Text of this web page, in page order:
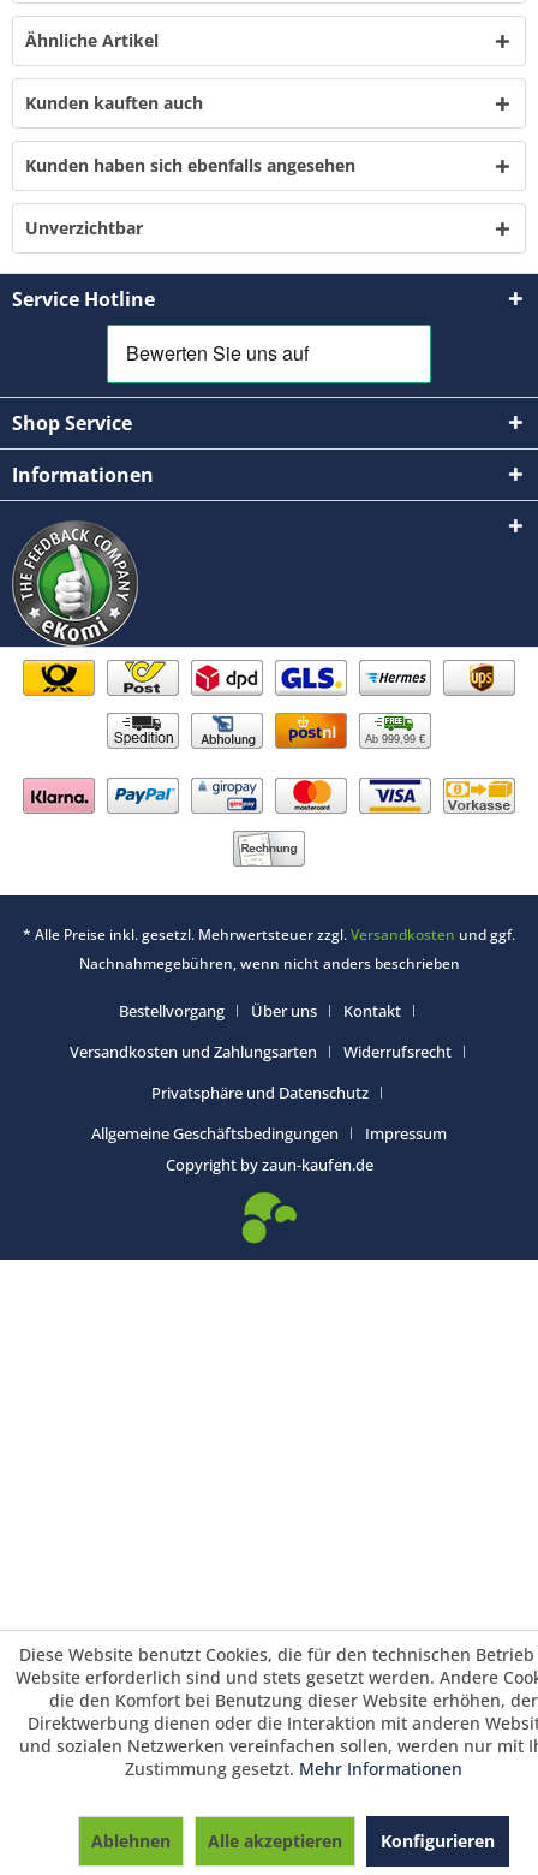
ab 700 € und 5 % ab 1495 € Warenwert /
Vorkasserabatt 3%
Ähnliche Artikel
Kunden kauften auch
Kunden haben sich ebenfalls angesehen
Unverzichtbar
Service Hotline
Shop Service
Informationen
Ab 999,99 €
* Alle Preise inkl. gesetzl. Mehrwertsteuer zzgl.Versandkosten und ggf.
Nachnahmegebühren, wenn nicht anders beschrieben
Bestellvorgang Über uns
Kontakt
Versandkosten und Zahlungsarten
Widerrufsrecht
Privatsphäre und Datenschutz
Allgemeine Geschäftsbedingungen
Impressum
Copyright by zaun-kaufen.de
Diese Website benutzt Cookies, die für den technischen
Website erforderlich sind und stets gesetzt werden. Andere
die den Komfort bei Benutzung dieser Website erhöhen, der
Direktwerbung dienen oder die Interaktion mit anderen
und sozialen Netzwerken vereinfachen sollen, werden nur mit
Zustimmung gesetzt. Mehr Informationen
Ablehnen Alle akzeptieren Konfigurieren